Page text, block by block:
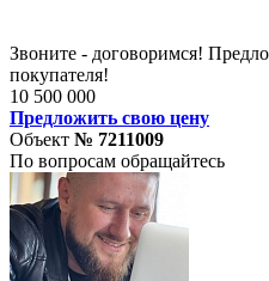
Звоните - договоримся!
покупателя!
10 500 000
Предложить свою цену
Объект № 7211009
По вопросам обращайтесь